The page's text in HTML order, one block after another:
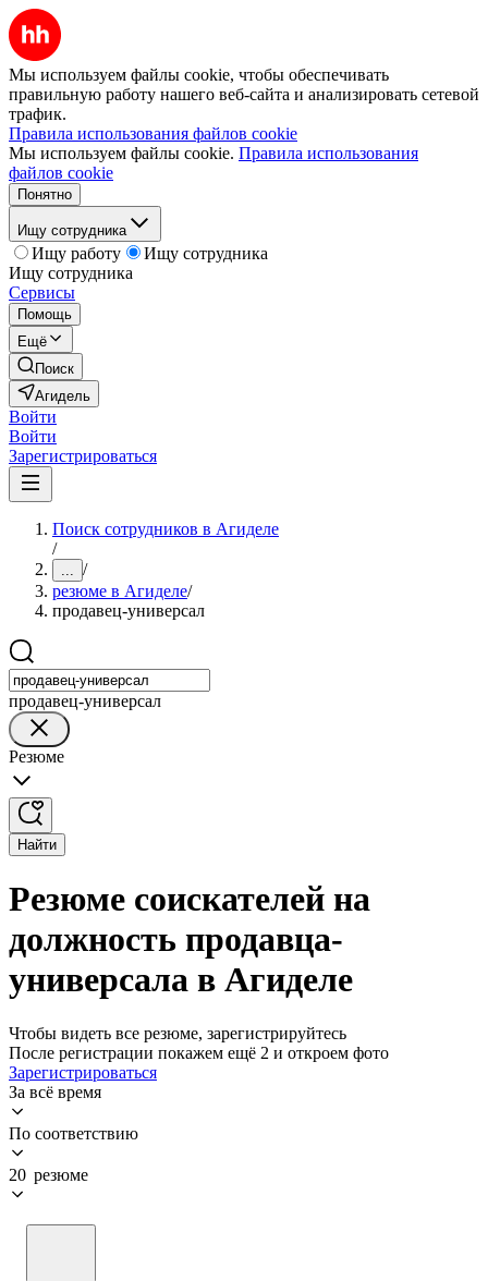
Мы используем файлы cookie, чтобы обеспечивать
правильную работу нашего веб-сайта и анализировать сетевой
трафик.
Правила использования файлов cookie
Мы используем файлы cookie. Правила использования
файлов cookie
Понятно
Ищу сотрудника
Ищу работу
Ищу сотрудника
Ищу сотрудника
Сервисы
Помощь
Ещё
Поиск
Агидель
Войти
Войти
Зарегистрироваться
Поиск сотрудников в Агиделе
/
... /
резюме в Агиделе/
продавец-универсал
продавец-универсал
Резюме
Найти
Резюме соискателей на
должность продавца-
универсала в Агиделе
Чтобы видеть все резюме, зарегистрируйтесь
После регистрации покажем ещё 2 и откроем фото
Зарегистрироваться
За всё время
По соответствию
20 резюме